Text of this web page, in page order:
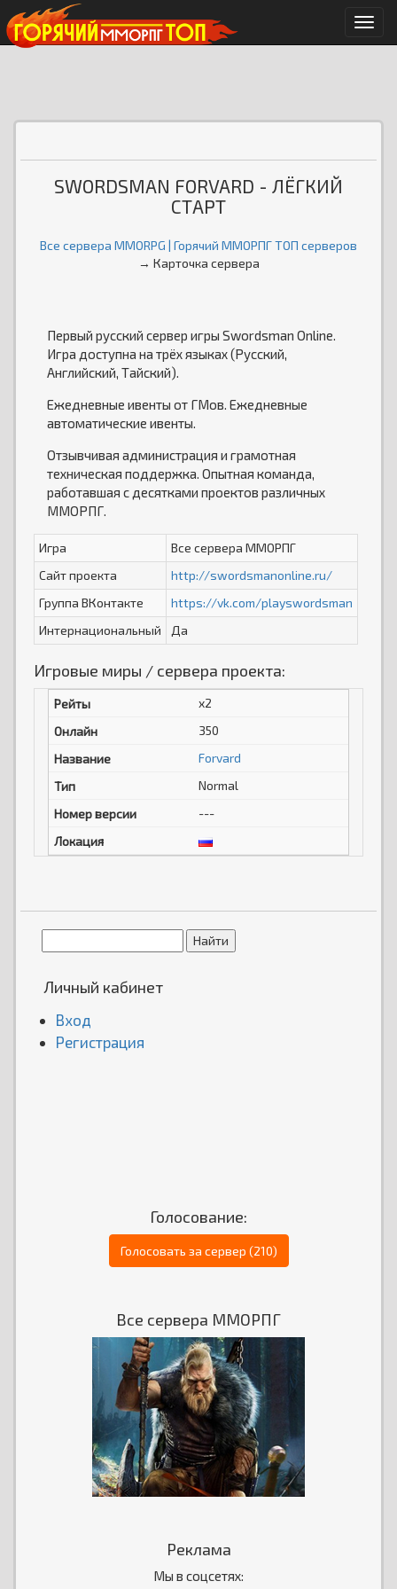
Меню
SWORDSMAN FORVARD - ЛЁГКИЙ
СТАРТ
Все сервера MMORPG | Горячий ММОРПГ ТОП серверов
→ Карточка сервера
Первый русский сервер игры Swordsman Online.
Игра доступна на трёх языках (Русский,
Английский, Тайский).
Ежедневные ивенты от ГМов. Ежедневные
автоматические ивенты.
Отзывчивая администрация и грамотная
техническая поддержка. Опытная команда,
работавшая с десятками проектов различных
ММОРПГ.
Игра
Все сервера ММОРПГ
Сайт проекта
http://swordsmanonline.ru/
Группа ВКонтакте
https://vk.com/playswordsman
Интернациональный
Да
Игровые миры / сервера проекта:
x2
350
Forvard
Normal
---
Личный кабинет
Вход
Регистрация
Голосование:
Голосовать за сервер (210)
Все сервера ММОРПГ
Реклама
Мы в соцсетях: